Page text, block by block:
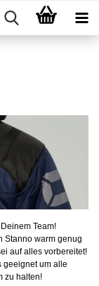
Team!
Stanno warm genug
auf alles vorbereitet!
geeignet um alle
zu halten!